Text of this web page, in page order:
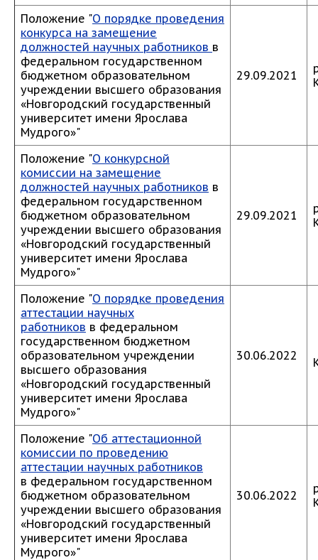
Положение "О порядке проведения
конкурса на замещение
должностей научных работников в
федеральном государственном
бюджетном образовательном
учреждении высшего образования
«Новгородский государственный
университет имени Ярослава
Мудрого»"
29.09.2021
Положение "О конкурсной
комиссии на замещение
должностей научных работников в
федеральном государственном
бюджетном образовательном
учреждении высшего образования
«Новгородский государственный
университет имени Ярослава
Мудрого»"
29.09.2021
Положение "О порядке проведения
аттестации научных
работников в федеральном
государственном бюджетном
образовательном учреждении
высшего образования
«Новгородский государственный
университет имени Ярослава
Мудрого»"
30.06.2022
Положение "Об аттестационной
комиссии по проведению
аттестации научных работников
в федеральном государственном
бюджетном образовательном
учреждении высшего образования
«Новгородский государственный
университет имени Ярослава
Мудрого»"
30.06.2022